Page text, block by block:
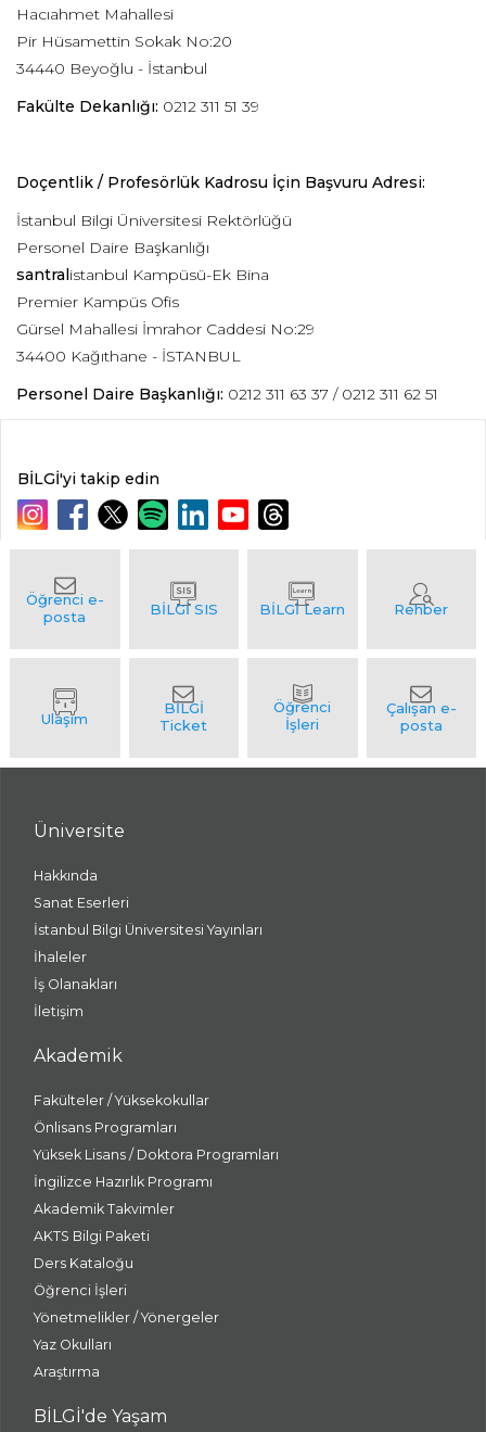
Hacıahmet Mahallesi
Pir Hüsamettin Sokak No:20
34440 Beyoğlu - İstanbul
Fakülte Dekanlığı: 0212 311 51 39
Doçentlik / Profesörlük Kadrosu İçin Başvuru Adresi:
İstanbul Bilgi Üniversitesi Rektörlüğü
Personel Daire Başkanlığı
santralistanbul Kampüsü-Ek Bina
Premier Kampüs Ofis
Gürsel Mahallesi İmrahor Caddesi No:29
34400 Kağıthane - İSTANBUL
Personel Daire Başkanlığı: 0212 311 63 37 / 0212 311 62 51
BİLGİ'yi takip edin
Üniversite
Hakkında
Sanat Eserleri
İstanbul Bilgi Üniversitesi Yayınları
İhaleler
İş Olanakları
İletişim
Akademik
Fakülteler / Yüksekokullar
Önlisans Programları
Yüksek Lisans / Doktora Programları
İngilizce Hazırlık Programı
Akademik Takvimler
AKTS Bilgi Paketi
Ders Kataloğu
Öğrenci İşleri
Yönetmelikler / Yönergeler
Yaz Okulları
Araştırma
BİLGİ'de Yaşam